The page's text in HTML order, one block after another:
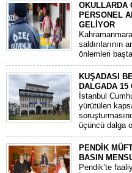
OKULLARDA
PERSONEL
GELİYOR
saldırılarının
önlemleri
KUŞADASI
DALGADA 15
​İstanbul
yürütülen
üçüncü dalga
PENDİK
BASIN
​Pendik’te